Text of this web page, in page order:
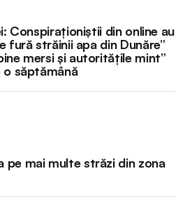
Conspiraționiștii din online au
fură străinii apa din Dunăre”
mersi și autoritățile mint”
o săptămână
pe mai multe străzi din zona